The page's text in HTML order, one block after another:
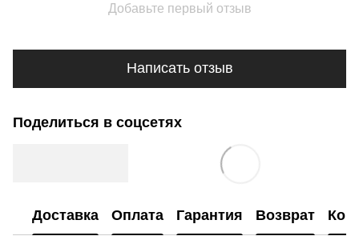
Добавьте первый отзыв
Написать отзыв
Поделиться в соцсетях
Доставка Оплата Гарантия Возврат